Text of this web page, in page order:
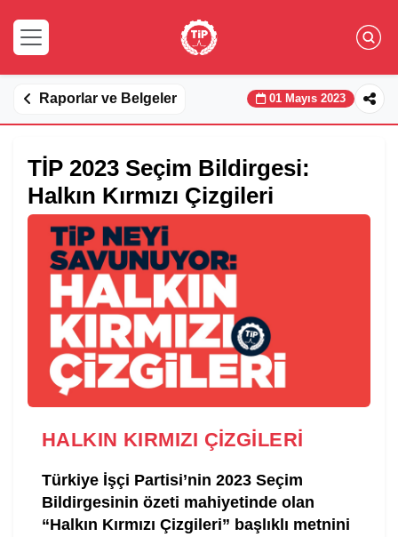
Raporlar ve Belgeler 01 Mayıs 2023
TİP 2023 Seçim Bildirgesi:
Halkın Kırmızı Çizgileri
HALKIN KIRMIZI ÇİZGİLERİ
Türkiye İşçi Partisi’nin 2023 Seçim
Bildirgesinin özeti mahiyetinde olan
“Halkın Kırmızı Çizgileri” başlıklı metnini